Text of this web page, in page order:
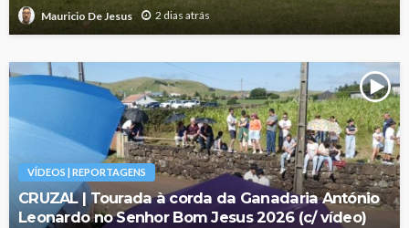
Mauricio De Jesus 2 dias atrás
VÍDEOS | REPORTAGENS
CRUZAL | Tourada à corda da Ganadaria António
Leonardo no Senhor Bom Jesus 2026 (c/ vídeo)